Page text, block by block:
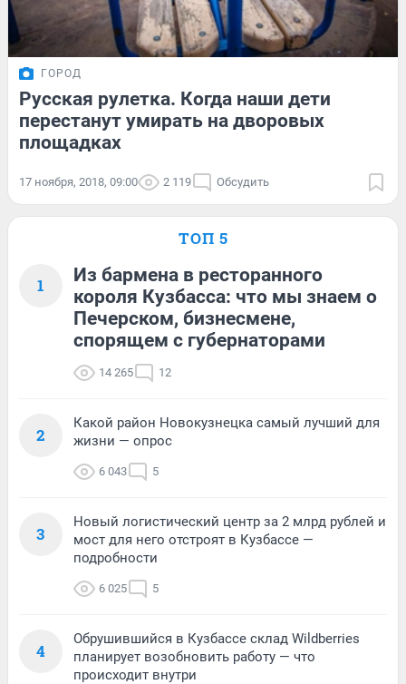
ГОРОД
Русская рулетка. Когда наши дети
перестанут умирать на дворовых
площадках
17 ноября, 2018, 09:00 2 119 Обсудить
ТОП 5
1
Из бармена в ресторанного
короля Кузбасса: что мы знаем о
Печерском, бизнесмене,
спорящем с губернаторами
14 265 12
2
Какой район Новокузнецка самый лучший для
жизни — опрос
6 043 5
3
Новый логистический центр за 2 млрд рублей и
мост для него отстроят в Кузбассе —
подробности
6 025 5
4
Обрушившийся в Кузбассе склад Wildberries
планирует возобновить работу — что
происходит внутри